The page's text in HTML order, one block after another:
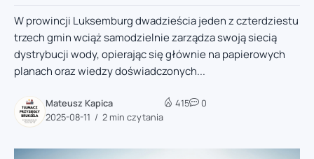
W prowincji Luksemburg dwadzieścia jeden z czterdziestu
trzech gmin wciąż samodzielnie zarządza swoją siecią
dystrybucji wody, opierając się głównie na papierowych
planach oraz wiedzy doświadczonych...
Mateusz Kapica
2025-08-11
2 min czytania
415 0